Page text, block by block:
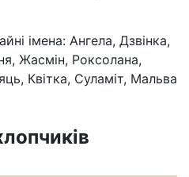
імена: Ангела, Дзвінка,
Жасмін, Роксолана,
Квітка, Суламіт, Мальва